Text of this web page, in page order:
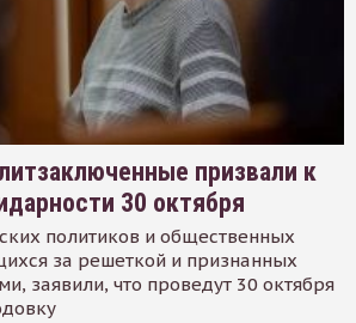
призвали к
30 октября
политиков и общественных
за решеткой и признанных
заявили, что проведут 30 октября